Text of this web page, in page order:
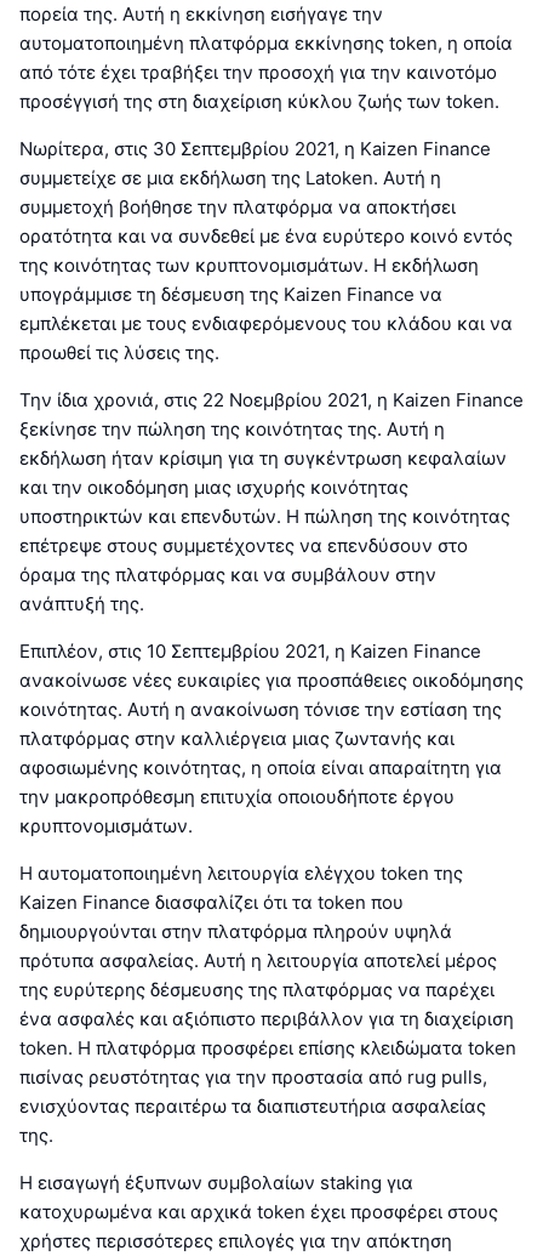
πορεία της. Αυτή η εκκίνηση εισήγαγε την
αυτοματοποιημένη πλατφόρμα εκκίνησης token, η οποία
από τότε έχει τραβήξει την προσοχή για την καινοτόμο
προσέγγισή της στη διαχείριση κύκλου ζωής των token.
Νωρίτερα, στις 30 Σεπτεμβρίου 2021, η Kaizen Finance
συμμετείχε σε μια εκδήλωση της Latoken. Αυτή η
συμμετοχή βοήθησε την πλατφόρμα να αποκτήσει
ορατότητα και να συνδεθεί με ένα ευρύτερο κοινό εντός
της κοινότητας των κρυπτονομισμάτων. Η εκδήλωση
υπογράμμισε τη δέσμευση της Kaizen Finance να
εμπλέκεται με τους ενδιαφερόμενους του κλάδου και να
προωθεί τις λύσεις της.
Την ίδια χρονιά, στις 22 Νοεμβρίου 2021, η Kaizen Finance
ξεκίνησε την πώληση της κοινότητας της. Αυτή η
εκδήλωση ήταν κρίσιμη για τη συγκέντρωση κεφαλαίων
και την οικοδόμηση μιας ισχυρής κοινότητας
υποστηρικτών και επενδυτών. Η πώληση της κοινότητας
επέτρεψε στους συμμετέχοντες να επενδύσουν στο
όραμα της πλατφόρμας και να συμβάλουν στην
ανάπτυξή της.
Επιπλέον, στις 10 Σεπτεμβρίου 2021, η Kaizen Finance
ανακοίνωσε νέες ευκαιρίες για προσπάθειες οικοδόμησης
κοινότητας. Αυτή η ανακοίνωση τόνισε την εστίαση της
πλατφόρμας στην καλλιέργεια μιας ζωντανής και
αφοσιωμένης κοινότητας, η οποία είναι απαραίτητη για
την μακροπρόθεσμη επιτυχία οποιουδήποτε έργου
κρυπτονομισμάτων.
Η αυτοματοποιημένη λειτουργία ελέγχου token της
Kaizen Finance διασφαλίζει ότι τα token που
δημιουργούνται στην πλατφόρμα πληρούν υψηλά
πρότυπα ασφαλείας. Αυτή η λειτουργία αποτελεί μέρος
της ευρύτερης δέσμευσης της πλατφόρμας να παρέχει
ένα ασφαλές και αξιόπιστο περιβάλλον για τη διαχείριση
token. Η πλατφόρμα προσφέρει επίσης κλειδώματα token
πισίνας ρευστότητας για την προστασία από rug pulls,
ενισχύοντας περαιτέρω τα διαπιστευτήρια ασφαλείας
της.
Η εισαγωγή έξυπνων συμβολαίων staking για
κατοχυρωμένα και αρχικά token έχει προσφέρει στους
χρήστες περισσότερες επιλογές για την απόκτηση